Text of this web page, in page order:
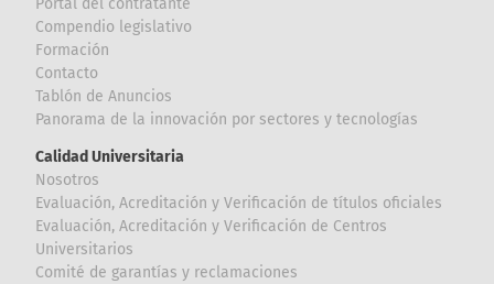
Compendio legislativo
Formación
Contacto
Tablón de Anuncios
Panorama de la innovación por sectores y tecnologías
Calidad Universitaria
Nosotros
Evaluación, Acreditación y Verificación de títulos oficiales
Evaluación, Acreditación y Verificación de Centros
Universitarios
Comité de garantías y reclamaciones